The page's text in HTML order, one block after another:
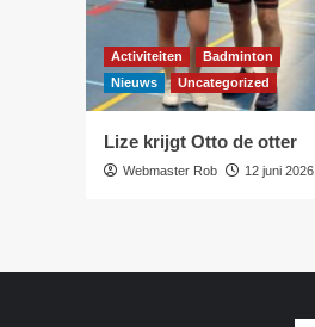
Activiteiten
Badminton
Nieuws
Uncategorized
Lize krijgt Otto de otter
Webmaster Rob 12 juni 2026